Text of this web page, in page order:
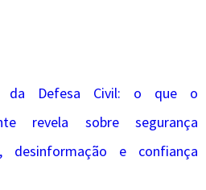
da Defesa Civil: o que o
revela sobre segurança
desinformação e confiança